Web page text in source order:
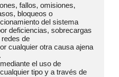
fallos, omisiones,
bloqueos o
del sistema
deficiencias, sobrecargas
de
cualquier otra causa ajena
el uso de
tipo y a través de